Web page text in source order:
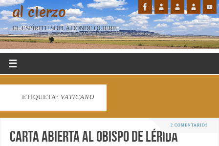
al cierzo
EL ESPÍRITU SOPLA DONDE QUIERE...
ETIQUETA: VATICANO
2 COMENTARIOS
Carta abierta al obispo de Lérida